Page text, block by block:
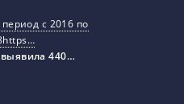
с 2016 по
440…